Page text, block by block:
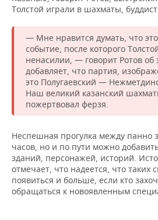
Толстой играли в шахматы,
— Мне нравится думать, что
событие, после которого
ненасилии, — говорит Ротов об
добавляет, что партия,
это Полугаевский —
Наш великий казанский
пожертвовал ферзя.
Неспешная прогулка между панно
часов, но и по пути можно
зданий, персонажей, историй.
отмечает, что надеется, что таких
появиться и больше, если кто
обращаться к новоявленным